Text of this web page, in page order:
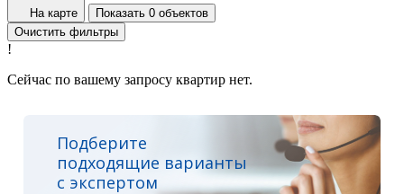
На карте
Показать 0 объектов
Очистить фильтры
!
Сейчас по вашему запросу квартир нет.
Подберите
подходящие варианты
с экспертом